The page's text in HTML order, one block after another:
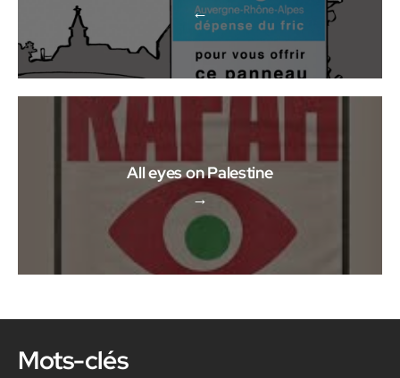
←
→
All eyes on Palestine
Mots-clés